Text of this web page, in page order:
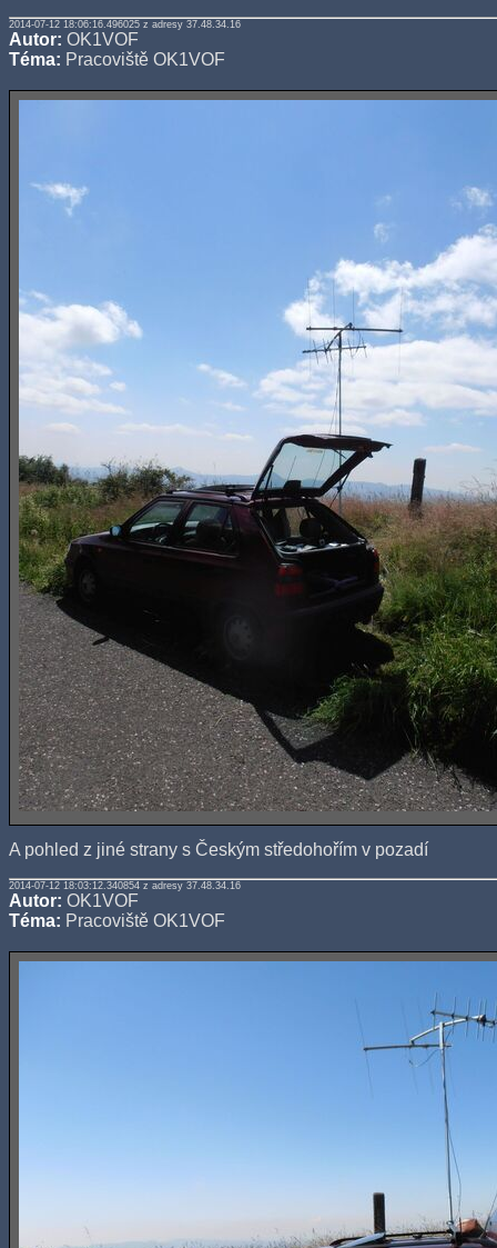
2014-07-12 18:06:16.496025 z adresy 37.48.34.16
Autor: OK1VOF
Téma: Pracoviště OK1VOF
A pohled z jiné strany s Českým středohořím v pozadí
2014-07-12 18:03:12.340854 z adresy 37.48.34.16
Autor: OK1VOF
Téma: Pracoviště OK1VOF